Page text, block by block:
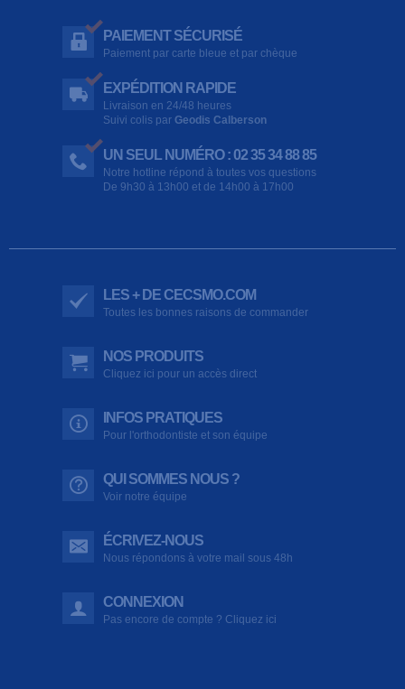
PAIEMENT SÉCURISÉ
Paiement par carte bleue et par chèque
EXPÉDITION RAPIDE
Livraison en 24/48 heures
Suivi colis par Geodis Calberson
UN SEUL NUMÉRO : 02 35 34 88 85
Notre hotline répond à toutes vos questions
De 9h30 à 13h00 et de 14h00 à 17h00
LES + DE CECSMO.COM
Toutes les bonnes raisons de commander
NOS PRODUITS
Cliquez ici pour un accès direct
INFOS PRATIQUES
Pour l'orthodontiste et son équipe
QUI SOMMES NOUS ?
Voir notre équipe
ÉCRIVEZ-NOUS
Nous répondons à votre mail sous 48h
CONNEXION
Pas encore de compte ? Cliquez ici